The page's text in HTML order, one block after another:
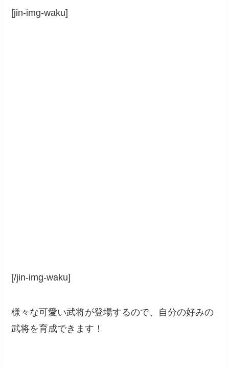
[jin-img-waku]
[/jin-img-waku]
様々な可愛い武将が登場するので、自分の好みの
武将を育成できます！